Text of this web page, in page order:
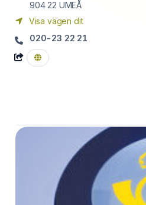
904 22 UMEÅ
Visa vägen dit
020-23 22 21